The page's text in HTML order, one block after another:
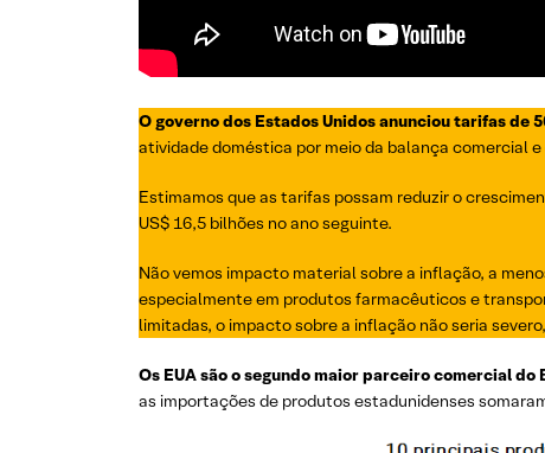
O governo dos Estados Unidos anunciou tarifas de
atividade doméstica por meio da balança comercial
Estimamos que as tarifas possam reduzir o
US$ 16,5 bilhões no ano seguinte.
Não vemos impacto material sobre a inflação, a
especialmente em produtos farmacêuticos e
limitadas, o impacto sobre a inflação não seria
Os EUA são o segundo maior parceiro comercial do
as importações de produtos estadunidenses